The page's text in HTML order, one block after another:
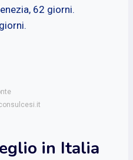
62 giorni.
in Italia